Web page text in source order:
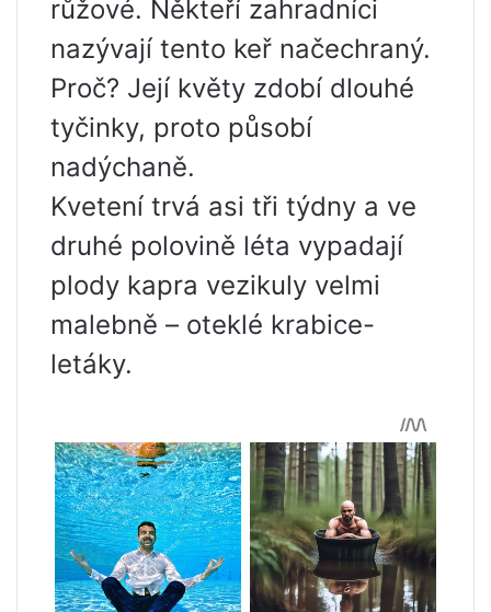
růžové. Někteří zahradníci
nazývají tento keř načechraný.
Proč? Její květy zdobí dlouhé
tyčinky, proto působí
nadýchaně.
Kvetení trvá asi tři týdny a ve
druhé polovině léta vypadají
plody kapra vezikuly velmi
malebně – oteklé krabice-
letáky.